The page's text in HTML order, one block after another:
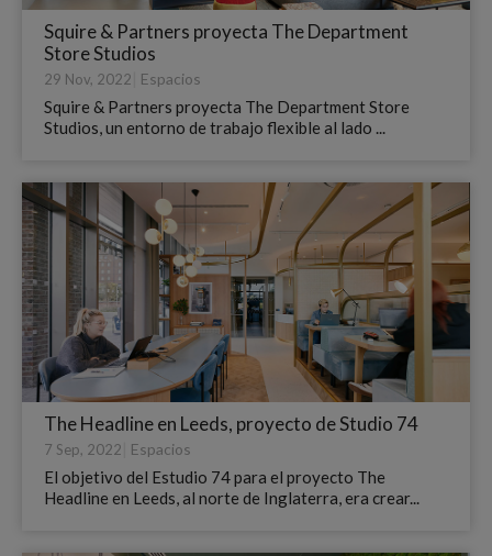
Squire & Partners proyecta The Department
Store Studios
29 Nov, 2022 Espacios
Squire & Partners proyecta The Department Store
Studios, un entorno de trabajo flexible al lado ...
The Headline en Leeds, proyecto de Studio 74
7 Sep, 2022 Espacios
El objetivo del Estudio 74 para el proyecto The
Headline en Leeds, al norte de Inglaterra, era crear...